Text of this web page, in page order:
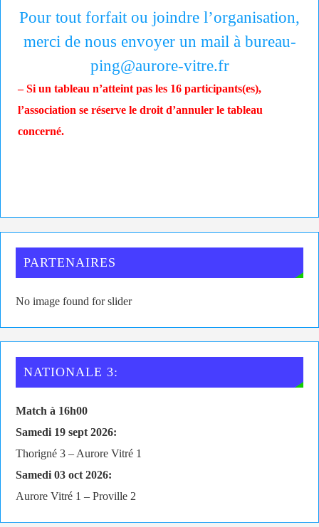
Pour tout forfait ou joindre l’organisation,
merci de nous envoyer un mail à bureau-
ping@aurore-vitre.fr
– Si un tableau n’atteint pas les 16 participants(es),
l’association se réserve le droit d’annuler le tableau
concerné.
PARTENAIRES
No image found for slider
NATIONALE 3:
Match à 16h00
Samedi 19 sept 2026:
Thorigné 3 – Aurore Vitré 1
Samedi 03 oct 2026:
Aurore Vitré 1 – Proville 2